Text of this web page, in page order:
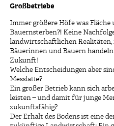
Großbetriebe
Immer größere Höfe was Fläche
Bauernsterben?! Keine
landwirtschaftlichen Realitäten,
Bäuerinnen und Bauern
Zukunft!
Welche Entscheidungen aber
Messlatte?
Ein großer Betrieb kann sich
leisten – und damit für junge
zukunftsfähig?
Der Erhalt des Bodens ist eine